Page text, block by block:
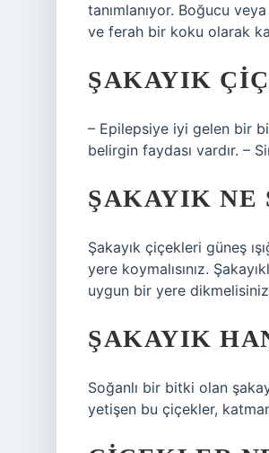
tanımlanıyor. Boğucu
ve ferah bir koku olarak
ŞAKAYIK
– Epilepsiye iyi gelen bir
belirgin faydası vardır. –
ŞAKAYIK NE
Şakayık çiçekleri güneş
yere koymalısınız.
uygun bir yere
ŞAKAYIK
Soğanlı bir bitki olan
yetişen bu çiçekler,